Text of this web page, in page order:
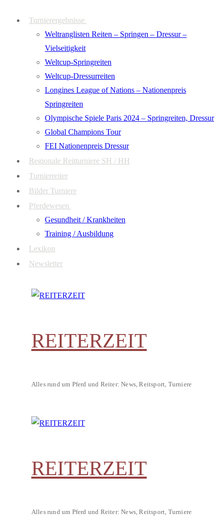
Turnierergebnisse
Weltranglisten Reiten – Springen – Dressur –
Vielseitigkeit
Weltcup-Springreiten
Weltcup-Dressurreiten
Longines League of Nations – Nationenpreis
Springreiten
Olympische Spiele Paris 2024 – Springreiten, Dressur
Global Champions Tour
FEI Nationenpreis Dressur
Regionale Reitturniere SH / HH
Turnierreiter
Bilder Turniere
Pferdewesen
Gesundheit / Krankheiten
Training / Ausbildung
Lexikon
Newsletter
REITERZEIT
Alles rund um Pferd und Reiter: News, Reitsport, Turniere
REITERZEIT
Alles rund um Pferd und Reiter: News, Reitsport, Turniere